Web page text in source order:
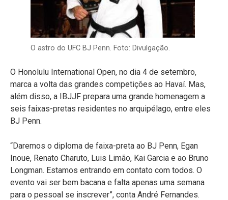
O astro do UFC BJ Penn. Foto: Divulgação.
O Honolulu International Open, no dia 4 de setembro,
marca a volta das grandes competições ao Havaí. Mas,
além disso, a IBJJF prepara uma grande homenagem a
seis faixas-pretas residentes no arquipélago, entre eles
BJ Penn.
“Daremos o diploma de faixa-preta ao BJ Penn, Egan
Inoue, Renato Charuto, Luis Limão, Kai Garcia e ao Bruno
Longman. Estamos entrando em contato com todos. O
evento vai ser bem bacana e falta apenas uma semana
para o pessoal se inscrever”, conta André Fernandes.